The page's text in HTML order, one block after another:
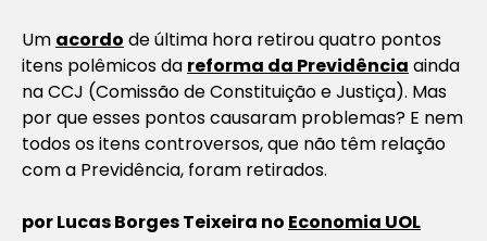
Um acordo de última hora retirou quatro pontos
itens polêmicos da reforma da Previdência ainda
na CCJ (Comissão de Constituição e Justiça). Mas
por que esses pontos causaram problemas? E nem
todos os itens controversos, que não têm relação
com a Previdência, foram retirados.
porLucas Borges Teixeira no Economia UOL